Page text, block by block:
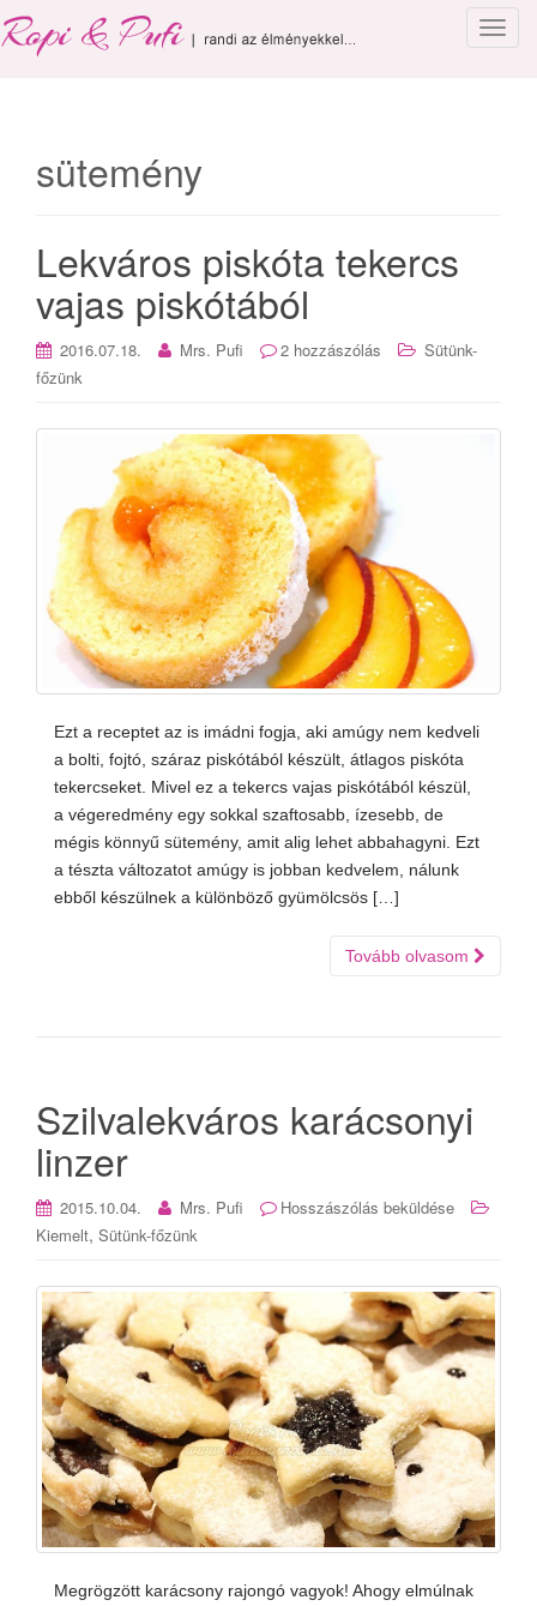
T
sütemény
Lekváros piskóta tekercs
vajas piskótából
2016.07.18. Mrs. Pufi 2 hozzászólás
Sütünk-
főzünk
Ezt a receptet az is imádni fogja, aki amúgy nem kedveli
a bolti, fojtó, száraz piskótából készült, átlagos piskóta
tekercseket. Mivel ez a tekercs vajas piskótából készül,
a végeredmény egy sokkal szaftosabb, ízesebb, de
mégis könnyű sütemény, amit alig lehet abbahagyni. Ezt
a tészta változatot amúgy is jobban kedvelem, nálunk
ebből készülnek a különböző gyümölcsös […]
Tovább olvasom
Szilvalekváros karácsonyi
linzer
2015.10.04. Mrs. Pufi
Hosszászólás beküldése
Kiemelt, Sütünk-főzünk
Megrögzött karácsony rajongó vagyok! Ahogy elmúlnak